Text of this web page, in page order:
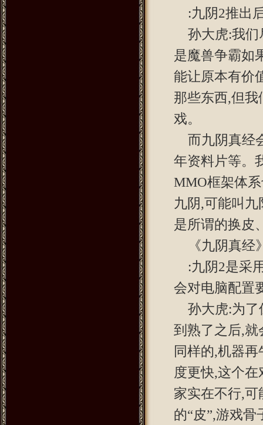
:九阴2推出
孙大虎:我
是魔兽争霸如
能让原本有价
那些东西,但
戏。
而九阴真经
年资料片等。
MMO框架体
九阴,可能叫
是所谓的换皮
《九阴真
:九阴2是采
会对电脑配置
孙大虎:为了
到熟了之后,就
同样的,机器
度更快,这个
家实在不行,
的“皮”,游戏